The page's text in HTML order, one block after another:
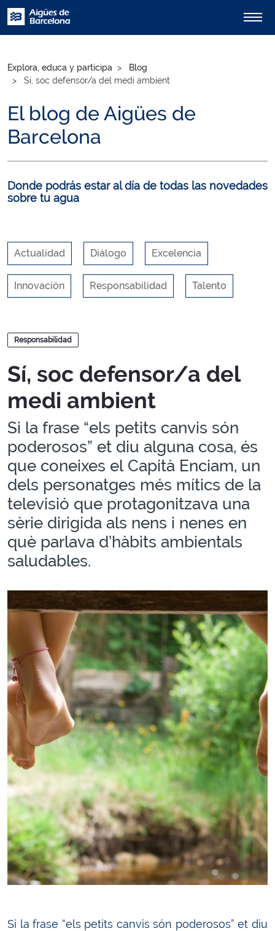
Explora, educa y participa
Blog
Sí, soc defensor/a del medi ambient
El blog de Aigües de
Barcelona
Donde podrás estar al día de todas las novedades
sobre tu agua
Actualidad Diálogo Excelencia
Innovación Responsabilidad Talento
Blogs
Responsabilidad
Sí, soc defensor/a del
medi ambient
Si la frase “els petits canvis són
poderosos” et diu alguna cosa, és
que coneixes el Capità Enciam, un
dels personatges més mítics de la
televisió que protagonitzava una
sèrie dirigida als nens i nenes en
què parlava d’hàbits ambientals
saludables.
Si la frase “els petits canvis són poderosos” et diu